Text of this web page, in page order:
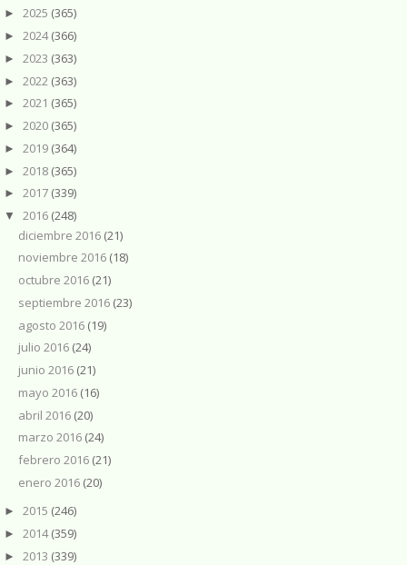
► 2025 (365)
► 2024(366)
► 2023 (363)
► 2022 (363)
► 2021 (365)
► 2020 (365)
► 2019 (364)
► 2018 (365)
► 2017 (339)
▼ 2016 (248)
diciembre 2016 (21)
noviembre 2016 (18)
octubre 2016 (21)
septiembre 2016 (23)
agosto 2016 (19)
julio 2016 (24)
junio 2016 (21)
mayo 2016 (16)
abril 2016 (20)
marzo 2016 (24)
febrero 2016 (21)
enero 2016 (20)
► 2015 (246)
► 2014(359)
► 2013 (339)